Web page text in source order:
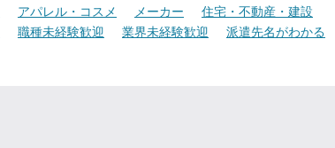
アパレル・コスメ メーカー
住宅・不動産・建設
職種未経験歓迎 業界未経験歓迎
派遣先名がわかる